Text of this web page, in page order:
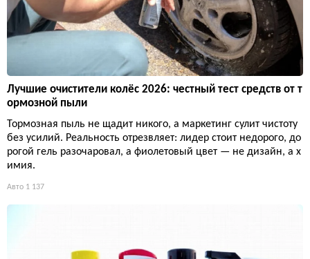
Лучшие очистители колёс 2026: честный тест средств от т
ормозной пыли
Тормозная пыль не щадит никого, а маркетинг сулит чистоту
без усилий. Реальность отрезвляет: лидер стоит недорого, до
рогой гель разочаровал, а фиолетовый цвет — не дизайн, а х
имия.
Авто 1 137